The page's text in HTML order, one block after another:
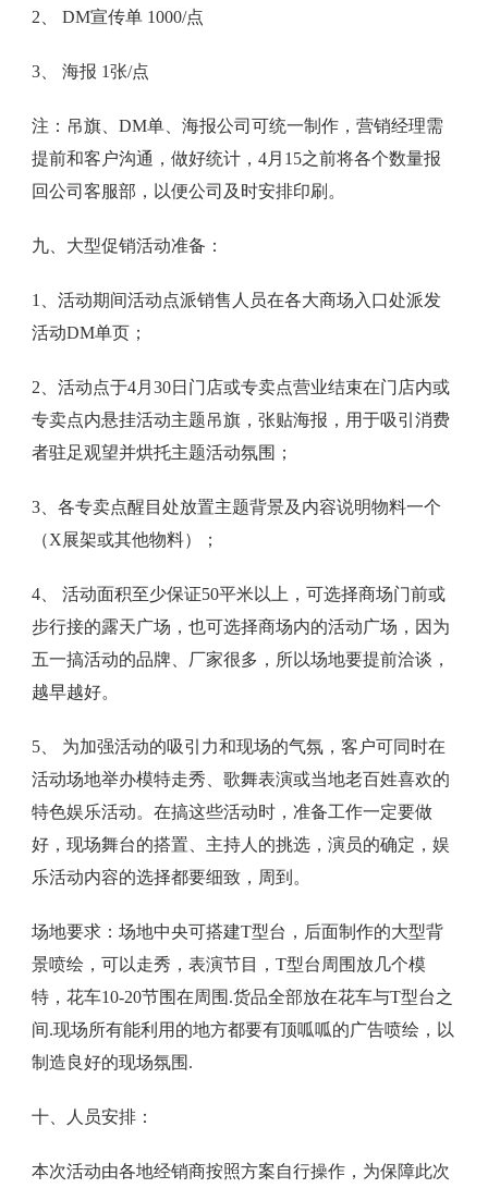
2、 DM宣传单 1000/点
3、 海报 1张/点
注：吊旗、DM单、海报公司可统一制作，营销经理需
提前和客户沟通，做好统计，4月15之前将各个数量报
回公司客服部，以便公司及时安排印刷。
九、大型促销活动准备：
1、活动期间活动点派销售人员在各大商场入口处派发
活动DM单页；
2、活动点于4月30日门店或专卖点营业结束在门店内或
专卖点内悬挂活动主题吊旗，张贴海报，用于吸引消费
者驻足观望并烘托主题活动氛围；
3、各专卖点醒目处放置主题背景及内容说明物料一个
（X展架或其他物料）；
4、 活动面积至少保证50平米以上，可选择商场门前或
步行接的露天广场，也可选择商场内的活动广场，因为
五一搞活动的品牌、厂家很多，所以场地要提前洽谈，
越早越好。
5、 为加强活动的吸引力和现场的气氛，客户可同时在
活动场地举办模特走秀、歌舞表演或当地老百姓喜欢的
特色娱乐活动。在搞这些活动时，准备工作一定要做
好，现场舞台的搭置、主持人的挑选，演员的确定，娱
乐活动内容的选择都要细致，周到。
场地要求：场地中央可搭建T型台，后面制作的大型背
景喷绘，可以走秀，表演节目，T型台周围放几个模
特，花车10-20节围在周围.货品全部放在花车与T型台之
间.现场所有能利用的地方都要有顶呱呱的广告喷绘，以
制造良好的现场氛围.
十、人员安排：
本次活动由各地经销商按照方案自行操作，为保障此次